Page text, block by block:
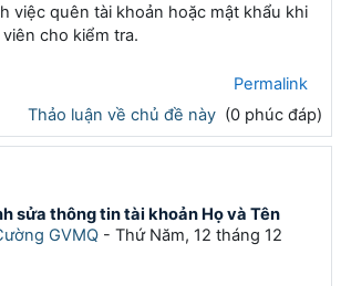
việc quên tài khoản hoặc mật khẩu khi
cho kiểm tra.
Permalink
Thảo luận về chủ đề này (0 phúc đáp)
sửa thông tin tài khoản Họ và Tên
GVMQ - Thứ Năm, 12 tháng 12